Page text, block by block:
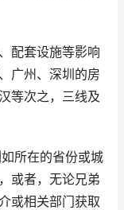
配套设施等影响
广州、深圳的房
等次之，三线及
所在的省份或城
或者，无论兄弟
或相关部门获取